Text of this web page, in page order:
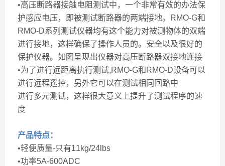
•高压断路器接触电阻测试中，一个非常有效的办法保
护感应电压，即被测试断路器的两端接地。RMO-G和
RMO-D系列测试仪器均有这个能力对被测物体的双端
进行接地，这样确保了操作人员的。安全以及很好的
保护仪器。如图呈现出仪器对高压断路器双接地连接
•为了进行远距离执行测试,RMO-G和RMO-D设备可以
进行远程遥控，另外它可以在测试相同回路中
进行多元测试，这样很大意义上提升了测试程序的速
度
产品特点：
•轻便质量-只有11kg/24lbs
•功率5A-600ADC